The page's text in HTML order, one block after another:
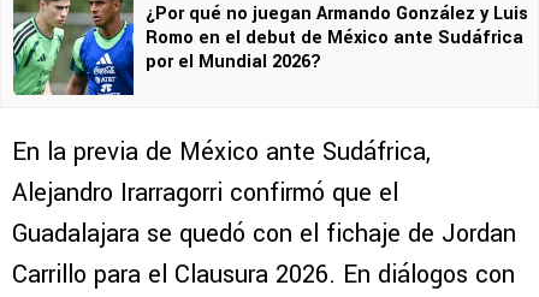
¿Por qué no juegan Armando González y Luis
Romo en el debut de México ante Sudáfrica
por el Mundial 2026?
En la previa de México ante Sudáfrica,
Alejandro Irarragorri confirmó que el
Guadalajara se quedó con el fichaje de Jordan
Carrillo para el Clausura 2026. En diálogos con